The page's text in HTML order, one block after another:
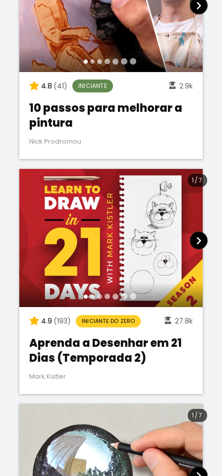
4.8 (41) INICIANTE 2.9k
10 passos para melhorar a
pintura
Nick Prodromou
4.9 (193) INICIANTE DO ZERO 27.8k
Aprenda a Desenhar em 21
Dias (Temporada 2)
Mark Kistler
1 /7
1 /7